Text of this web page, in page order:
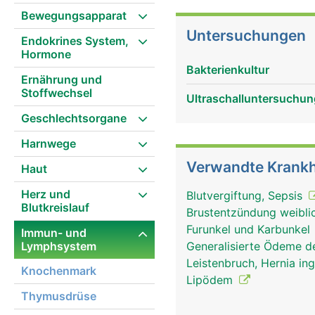
Bewegungsapparat
Endokrines System,
Hormone
Ernährung und
Stoffwechsel
Geschlechtsorgane
Harnwege
Haut
Herz und
Blutkreislauf
Immun- und
Lymphsystem
Knochenmark
Thymusdrüse
Stoffwechsels und der
Lymphgefässe
Flüssigkeit, deren
Extremitäten hat einen
Stellen der
mitgeschleppten
Lymphknoten finden
Dünndarm verteilt
Teil der Lymphozyten
zum körpereigenen
Lymphflüssigkeit wird
zurückgeleitet, die
Untersuchungen
Bakterienkultur
Verwandte
Blutvergiftung, Sepsis
Brustentzündung
Furunkel und Karbunkel
Generalisierte Ödeme
Leistenbruch, Hernia
Lipödem